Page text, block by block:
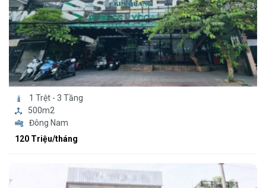
1 Trệt - 3 Tầng
500m2
Đông Nam
120 Triệu/tháng